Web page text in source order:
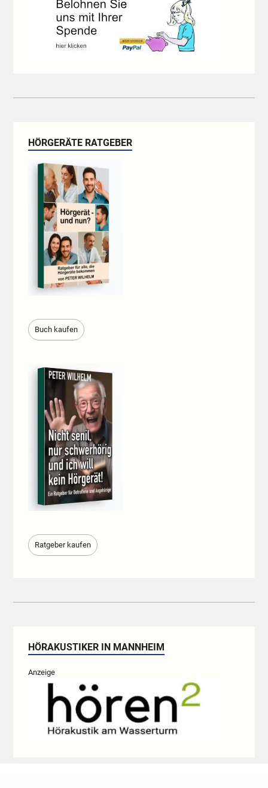
HÖRGERÄTE RATGEBER
Buch kaufen
Ratgeber kaufen
HÖRAKUSTIKER IN MANNHEIM
Anzeige